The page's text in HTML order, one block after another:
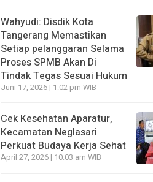
Wahyudi: Disdik Kota
Tangerang Memastikan
Setiap pelanggaran Selama
Proses SPMB Akan Di
Tindak Tegas Sesuai Hukum
Juni 17, 2026 | 1:02 pm WIB
Cek Kesehatan Aparatur,
Kecamatan Neglasari
Perkuat Budaya Kerja Sehat
April 27, 2026 | 10:03 am WIB